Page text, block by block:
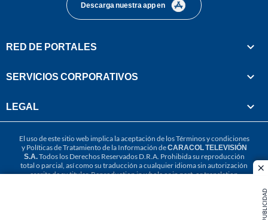
PUBLICIDAD
Descarga nuestra app en
RED DE PORTALES
SERVICIOS CORPORATIVOS
LEGAL
El uso de este sitio web implica la aceptación de losTérminos y condiciones
y Políticas de Tratamiento de la Información deCARACOL TELEVISIÓN
S.A.Todos los Derechos Reservados D.R.A. Prohibida su reproducción
total o parcial, así como su traducción a cualquier idioma sin autorización
escrita de su titular. Reproduction in whole or in part, or translation